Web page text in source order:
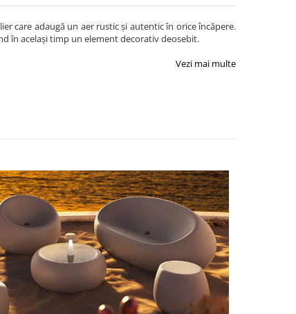
care adaugă un aer rustic și autentic în orice încăpere.
în același timp un element decorativ deosebit.
Vezi mai multe